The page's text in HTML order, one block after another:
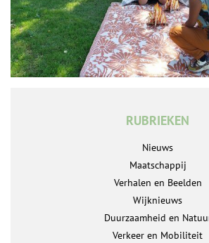
RUBRIEKEN
Nieuws
Maatschappij
Verhalen en Beelden
Wijknieuws
Duurzaamheid en
Verkeer en Mobiliteit